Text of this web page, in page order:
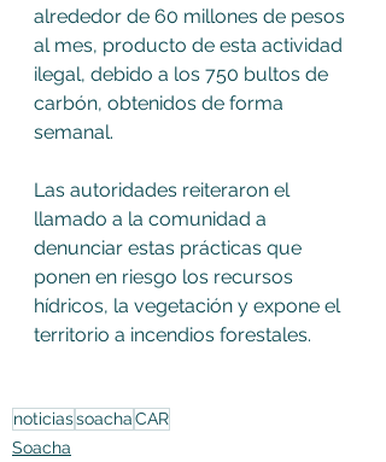
alrededor de 60 millones de pesos
al mes, producto de esta actividad
ilegal, debido a los 750 bultos de
carbón, obtenidos de forma
semanal.
Las autoridades reiteraron el
llamado a la comunidad a
denunciar estas prácticas que
ponen en riesgo los recursos
hídricos, la vegetación y expone el
territorio a incendios forestales.
noticiassoachaCAR
Soacha